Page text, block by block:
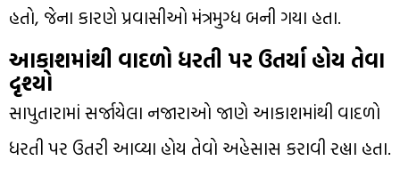
હતો, જેના કારણે પ્રવાસીઓ મંત્રમુગ્ધ બની ગયા હતા.
આકાશમાંથી વાદળો ધરતી પર ઉતર્યા હોય તેવા
દૃશ્યો
સાપુતારામાં સર્જાયેલા નજારાઓ જાણે આકાશમાંથી વાદળો
ધરતી પર ઉતરી આવ્યા હોય તેવો અહેસાસ કરાવી રહ્યા હતા.